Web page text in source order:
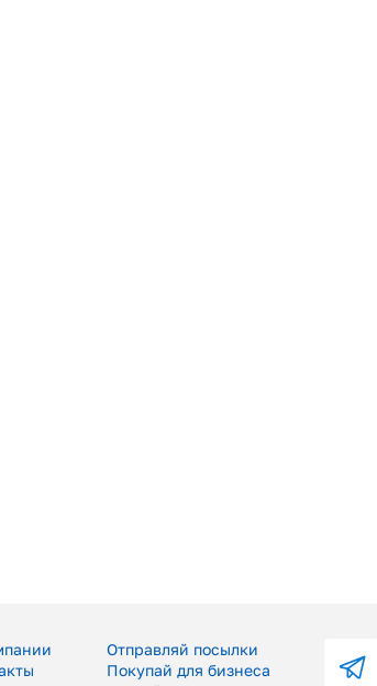
Отправляй посылки
Покупай для бизнеса